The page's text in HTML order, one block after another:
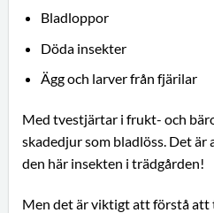
Bladloppor
Döda insekter
Ägg och larver från fjärilar
Med tvestjärtar i frukt- och
skadedjur som bladlöss. Det är
den här insekten i trädgården!
Men det är viktigt att förstå att